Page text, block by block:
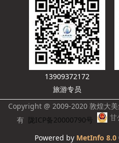
13909372172
旅游专员
Copyright @ 2009-2020 敦煌大
有 陇ICP备20000790号 甘
Powered by MetInfo 8.0